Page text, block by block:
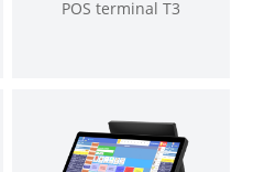
POS terminal T3